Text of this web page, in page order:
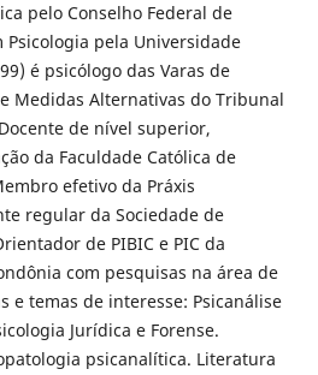
pelo Conselho Federal de
Psicologia pela Universidade
é psicólogo das Varas de
Medidas Alternativas do Tribunal
de nível superior,
da Faculdade Católica de
efetivo da Práxis
regular da Sociedade de
de PIBIC e PIC da
com pesquisas na área de
e temas de interesse: Psicanálise
Jurídica e Forense.
psicanalítica. Literatura